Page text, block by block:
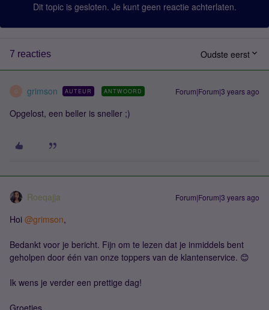
Dit topic is gesloten. Je kunt geen reactie achterlaten.
7 reacties Oudste eerst
G grimson AUTEUR ANTWOORD Forum|Forum|3 years ago
Opgelost, een beller is sneller ;)
Roeqajja Forum|Forum|3 years ago
Hoi @grimson,
Bedankt voor je bericht. Fijn om te lezen dat je inmiddels bent
geholpen door één van onze toppers van de klantenservice. 😊
Ik wens je verder een prettige dag!
Groetjes,